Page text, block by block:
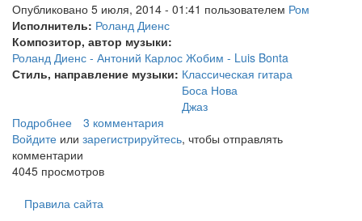
Опубликовано 5 июля, 2014 - 01:41 пользователем Ром
Исполнитель: Роланд Диенс
Композитор, автор музыки:
Роланд Диенс - Антоний Карлос Жобим - Luis Bonta
Стиль, направление музыки: Классическая гитара
Боса Нова
Джаз
Подробнее о Felicidade
3 комментария
Войдите или зарегистрируйтесь, чтобы отправлять
комментарии
4045 просмотров
Правила сайта